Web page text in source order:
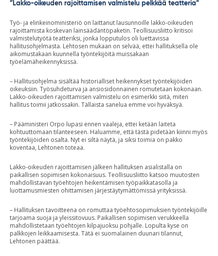
”Lakko-oikeuden rajoittamisen valmistelu pelkkää teatteria”
Työ- ja elinkeinoministeriö on laittanut lausunnoille lakko-oikeuden
rajoittamista koskevan lainsäädäntöpaketin. Teollisuusliitto kritisoi
valmistelutyötä teatteriksi, jonka lopputulos oli luettavissa
hallitusohjelmasta. Lehtosen mukaan on selvää, ettei hallituksella ole
aikomustakaan kuunnella työntekijöitä muissakaan
työelämäheikennyksissä.
– Hallitusohjelma sisältää historialliset heikennykset työntekijöiden
oikeuksiin. Työsuhdeturva ja ansiosidonnainen romutetaan kokonaan.
Lakko-oikeuden rajoittamisen valmistelu on esimerkki siitä, miten
hallitus toimii jatkossakin. Tällaista sanelua emme voi hyväksyä.
– Pääministeri Orpo lupasi ennen vaaleja, ettei ketään laiteta
kohtuuttomaan tilanteeseen. Haluamme, että tästä pidetään kiinni myös
työntekijöiden osalta. Nyt ei siltä näytä, ja siksi toimia on pakko
koventaa, Lehtonen toteaa.
Lakko-oikeuden rajoittamisen jälkeen hallituksen asialistalla on
paikallisen sopimisen kokonaisuus. Teollisuusliitto katsoo muutosten
mahdollistavan työehtojen heikentämisen työpaikkatasolla ja
luottamusmiesten ohittamisen järjestäytymättömissä yrityksissä.
– Hallituksen tavoitteena on romuttaa työehtosopimuksien työntekijöille
tarjoama suoja ja yleissitovuus. Paikallisen sopimisen verukkeella
mahdollistetaan työehtojen kilpajuoksu pohjalle. Lopulta kyse on
palkkojen leikkaamisesta. Tätä ei suomalainen duunari tilannut,
Lehtonen päättää.